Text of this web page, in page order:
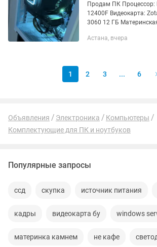
Продам ПК Процессор:
12400F Видеокарта:
3060 12 ГБ
память: 32 ГБ DDR4-
Астана, вчера
1 2 3 ... 6
Объявления Электроника
Компьютеры
Комплектующие для ПК и ноутбуков
Популярные запросы
ссд скупка источник питания
кадры видеокарта бу windows
материнка камнем не кафе